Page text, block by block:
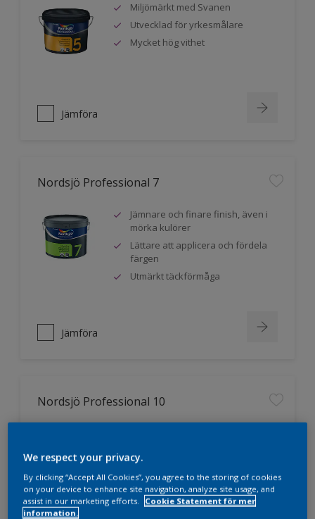
Miljömärkt med Svanen
Utvecklad för yrkesmålare
Mycket hög vithet
Jämföra
Nordsjö Professional 7
Jämnare och finare finish, även i
mörka kulörer
Lättare att applicera och fördela
färgen
Utmärkt täckförmåga
Jämföra
Nordsjö Professional 10
Lättare att applicera och fördela
färgen
Utmärkt täckförmåga
We respect your privacy.
By clicking “Accept All Cookies”, you agree to the storing of cookies
on your device to enhance site navigation, analyze site usage, and
assist in our marketing efforts.
Cookie Statement för mer
information.